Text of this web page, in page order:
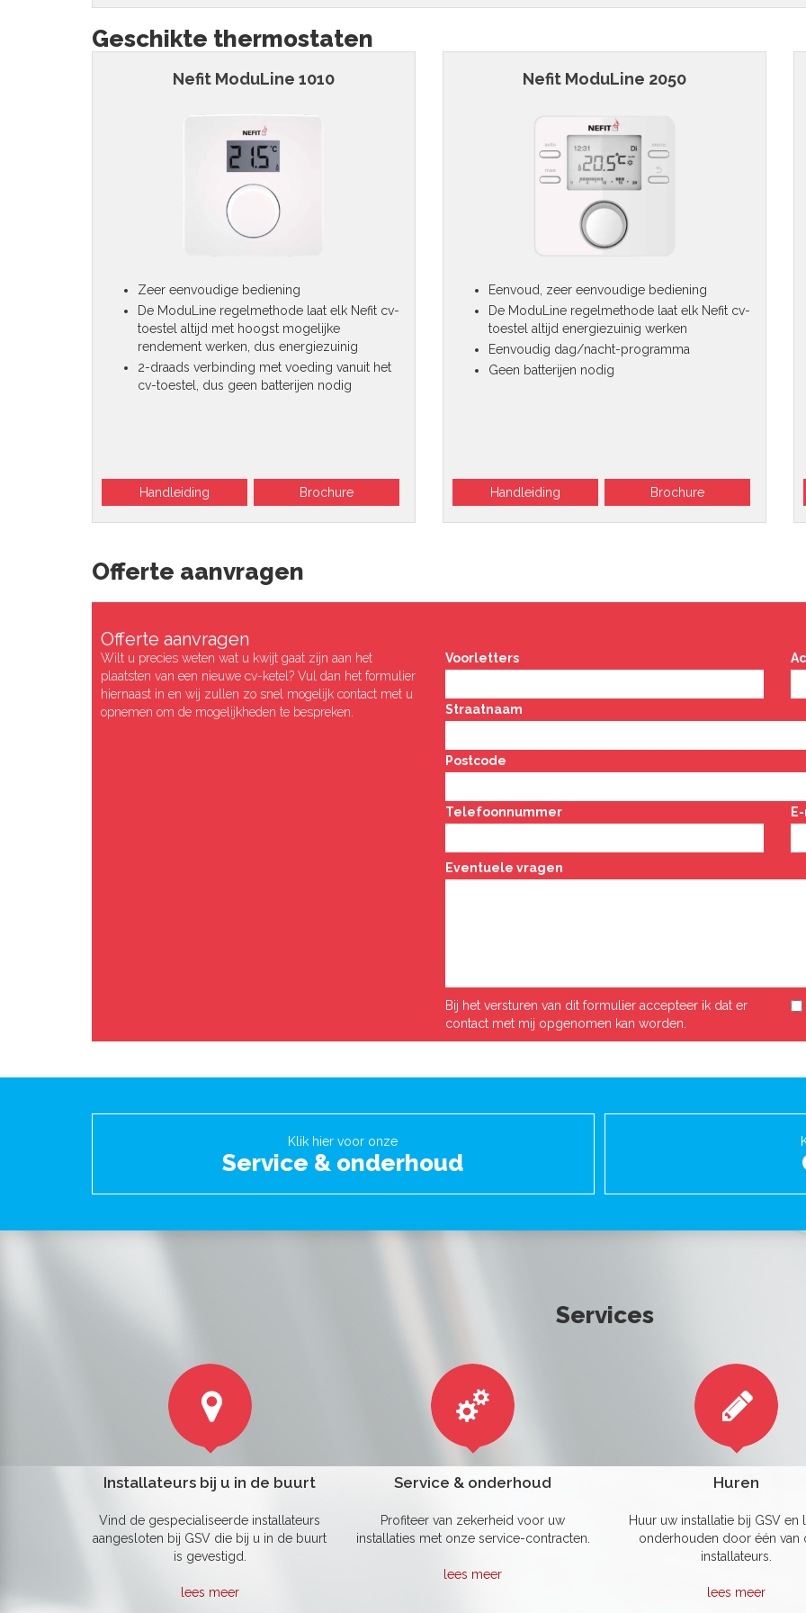
Geschikte thermostaten
Nefit ModuLine 1010
Zeer eenvoudige bediening
De ModuLine regelmethode laat elk Nefit cv-
toestel altijd met hoogst mogelijke
rendement werken, dus energiezuinig
2-draads verbinding met voeding vanuit het
cv-toestel, dus geen batterijen nodig
Handleiding Brochure
Nefit ModuLine 2050
Eenvoud, zeer eenvoudige bediening
De ModuLine regelmethode laat elk Nefit cv-
toestel altijd energiezuinig werken
Eenvoudig dag/nacht-programma
Geen batterijen nodig
Handleiding Brochure
Offerte aanvragen
Offerte aanvragen
Wilt u precies weten wat u kwijt gaat zijn aan het
plaatsten van een nieuwe cv-ketel? Vul dan het formulier
hiernaast in en wij zullen zo snel mogelijk contact met u
opnemen om de mogelijkheden te bespreken.
Voorletters
Straatnaam
Postcode
Telefoonnummer
Eventuele vragen
Bij het versturen van dit formulier accepteer ik dat er
contact met mij opgenomen kan worden.
Klik hier voor onze
Service & onderhoud
Services
Installateurs bij u in de buurt
Vind de gespecialiseerde installateurs
aangesloten bij GSV die bij u in de buurt
is gevestigd.
lees meer
Service & onderhoud
Profiteer van zekerheid voor uw
installaties met onze service-contracten.
lees meer
Huren
Huur uw installatie bij GSV en
onderhouden door één van
installateurs.
lees meer